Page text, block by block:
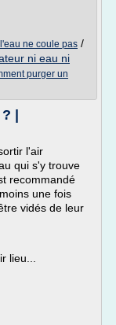
ne coule pas /
ni eau ni
purger un
|
l'air
qui s'y trouve
recommandé
une fois
vidés de leur
lieu...